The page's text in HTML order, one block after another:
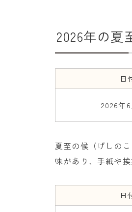
2026年の夏
日
2026年6
夏至の候（げしの
味があり、手紙や
日